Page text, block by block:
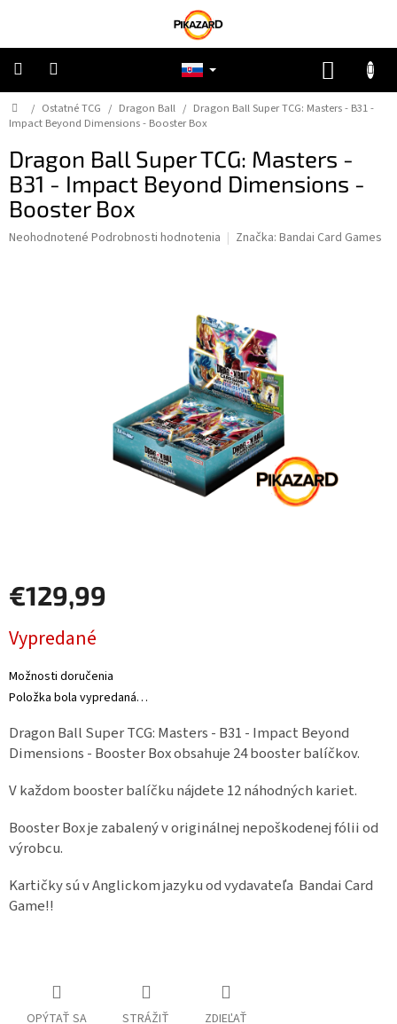
Pokémon
Riftbound
One
Piece
kariet
/
Domov
/ Ostatné TCG / Dragon Ball / Dragon Ball Super TCG: Masters - B31 -
Impact Beyond Dimensions - Booster Box
Dragon Ball Super TCG: Masters -
B31 - Impact Beyond Dimensions -
Booster Box
Priemerné
Neohodnotené Podrobnosti hodnotenia Značka: Bandai Card Games
€129,99
cena:
Vypredané
Možnosti doručenia
Položka bola vypredaná…
Dragon Ball Super TCG: Masters - B31 - Impact Beyond
Dimensions - Booster Box obsahuje 24 booster balíčkov.
V každom booster balíčku nájdete 12 náhodných kariet.
Booster Box je zabalený v originálnej nepoškodenej fólii od
výrobcu.
Kartičky sú v Anglickom jazyku od vydavateľa Bandai Card
Game!!
OPÝTAŤ SA STRÁŽIŤ ZDIEĽAŤ